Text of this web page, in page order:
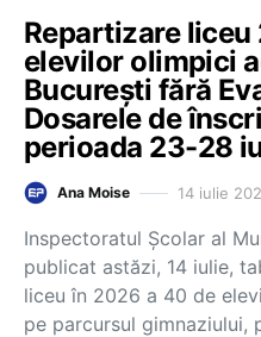
Repartizare liceu
elevilor olimpici
București fără
Dosarele de
perioada 23-28
Ana Moise 14 iulie
Inspectoratul Școlar al
publicat astăzi, 14 iulie,
liceu în 2026 a 40 de
pe parcursul gimnaziului,